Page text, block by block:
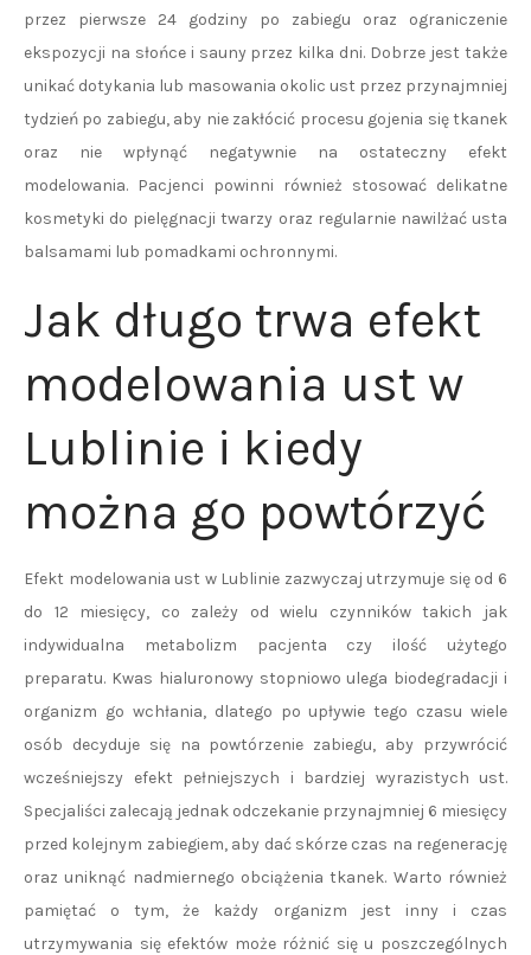
przez pierwsze 24 godziny po zabiegu oraz ograniczenie
ekspozycji na słońce i sauny przez kilka dni. Dobrze jest także
unikać dotykania lub masowania okolic ust przez przynajmniej
tydzień po zabiegu, aby nie zakłócić procesu gojenia się tkanek
oraz nie wpłynąć negatywnie na ostateczny efekt
modelowania. Pacjenci powinni również stosować delikatne
kosmetyki do pielęgnacji twarzy oraz regularnie nawilżać usta
balsamami lub pomadkami ochronnymi.
Jak długo trwa efekt
modelowania ust w
Lublinie i kiedy
można go powtórzyć
Efekt modelowania ust w Lublinie zazwyczaj utrzymuje się od 6
do 12 miesięcy, co zależy od wielu czynników takich jak
indywidualna metabolizm pacjenta czy ilość użytego
preparatu. Kwas hialuronowy stopniowo ulega biodegradacji i
organizm go wchłania, dlatego po upływie tego czasu wiele
osób decyduje się na powtórzenie zabiegu, aby przywrócić
wcześniejszy efekt pełniejszych i bardziej wyrazistych ust.
Specjaliści zalecają jednak odczekanie przynajmniej 6 miesięcy
przed kolejnym zabiegiem, aby dać skórze czas na regenerację
oraz uniknąć nadmiernego obciążenia tkanek. Warto również
pamiętać o tym, że każdy organizm jest inny i czas
utrzymywania się efektów może różnić się u poszczególnych